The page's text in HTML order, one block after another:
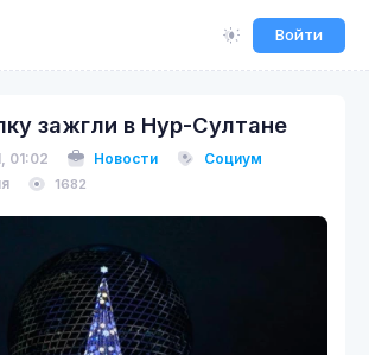
Войти
зажгли в Нур-Султане
01:02 Новости
Социум
1682